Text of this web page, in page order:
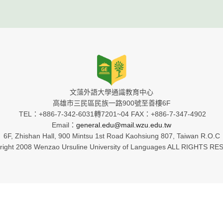
文藻外語大學通識教育中心
高雄市三民區民族一路900號至善樓6F
TEL：+886-7-342-6031轉7201~04 FAX：+886-7-347-4902
Email： general.edu@mail.wzu.edu.tw
6F, Zhishan Hall, 900 Mintsu 1st Road Kaohsiung 807, Taiwan R.O.C
2008 Wenzao Ursuline University of Languages ALL RIGHTS